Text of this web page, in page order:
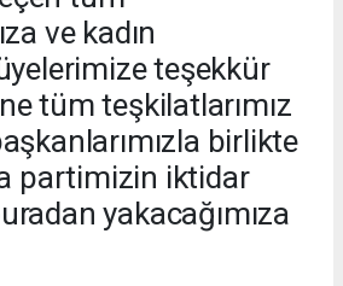
ve kadın
teşekkür
tüm teşkilatlarımız
birlikte
partimizin iktidar
yakacağımıza